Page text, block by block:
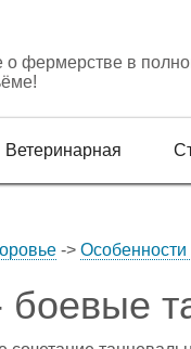
о фермерстве в
Ветеринарная
-> Особенности
боевые